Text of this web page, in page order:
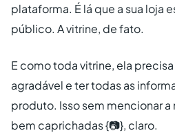
plataforma. É lá que a sua loja
público. A vitrine, de fato.
E como toda vitrine, ela
agradável e ter todas as
produto. Isso sem mencionar
bem caprichadas {📷}, claro.